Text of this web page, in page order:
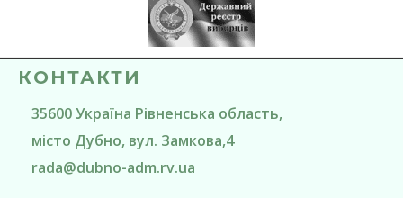
КОНТАКТИ
35600Україна Рівненська область,
місто Дубно, вул. Замкова,4
rada@dubno-adm.rv.ua